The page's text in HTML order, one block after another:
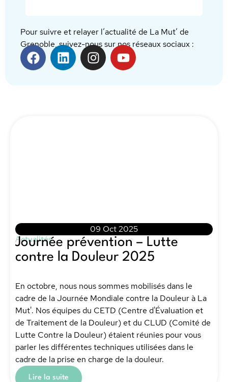
Pour suivre et relayer l’actualité de La Mut’ de
Grenoble, suivez-nous sur nos réseaux sociaux :
09 Oct 2025
Actualités
Journée prévention – Lutte
contre la Douleur 2025
En octobre, nous nous sommes mobilisés dans le
cadre de la Journée Mondiale contre la Douleur à La
Mut'. Nos équipes du CETD (Centre d'Évaluation et
de Traitement de la Douleur) et du CLUD (Comité de
Lutte Contre la Douleur) étaient réunies pour vous
parler les différentes techniques utilisées dans le
cadre de la prise en charge de la douleur.
Lire la suite